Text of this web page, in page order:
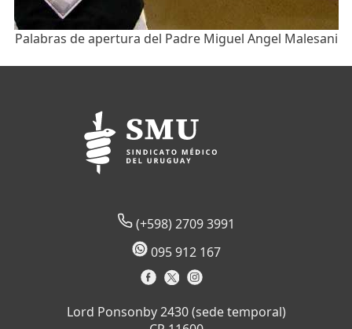
Palabras de apertura del Padre Miguel Angel Malesani
(+598) 2709 3991
095 912 167
Lord Ponsonby 2430 (sede temporal)